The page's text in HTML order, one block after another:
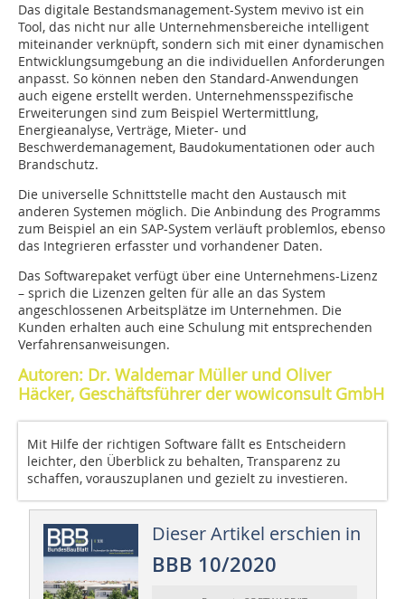
Das digitale Bestandsmanagement-System mevivo ist ein
Tool, das nicht nur alle Unternehmensbereiche intelligent
miteinander verknüpft, sondern sich mit einer dynamischen
Entwicklungsumgebung an die individuellen Anforderungen
anpasst. So können neben den Standard-Anwendungen
auch eigene erstellt werden. Unternehmensspezifische
Erweiterungen sind zum Beispiel Wertermittlung,
Energieanalyse, Verträge, Mieter- und
Beschwerdemanagement, Baudokumentationen oder auch
Brandschutz.
Die universelle Schnittstelle macht den Austausch mit
anderen Systemen möglich. Die Anbindung des Programms
zum Beispiel an ein SAP-System verläuft problemlos, ebenso
das Integrieren erfasster und vorhandener Daten.
Das Softwarepaket verfügt über eine Unternehmens-Lizenz
– sprich die Lizenzen gelten für alle an das System
angeschlossenen Arbeitsplätze im Unternehmen. Die
Kunden erhalten auch eine Schulung mit entsprechenden
Verfahrensanweisungen.
Autoren: Dr. Waldemar Müller und Oliver
Häcker, Geschäftsführer der wowiconsult GmbH
Mit Hilfe der richtigen Software fällt es Entscheidern
leichter, den Überblick zu behalten, Transparenz zu
schaffen, vorauszuplanen und gezielt zu investieren.
Dieser Artikel erschien in
BBB 10/2020